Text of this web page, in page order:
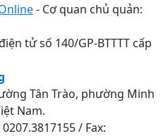
- Cơ quan chủ quản:
tử số 140/GP-BTTTT cấp
Tân Trào, phường Minh
Nam.
/ Fax: